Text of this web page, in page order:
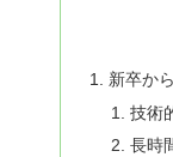
新卒か
技術
長時